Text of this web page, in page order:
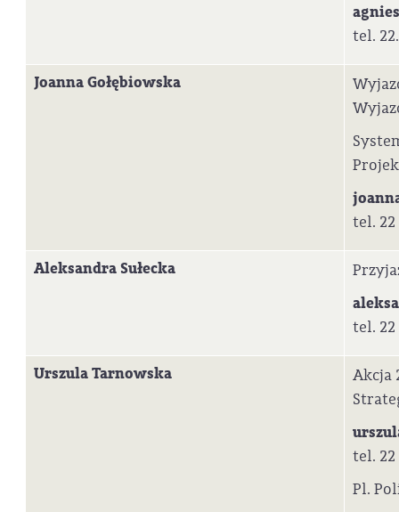
tel.
Joanna Gołębiowska
tel. 22
Aleksandra Sułecka
tel. 22
Urszula Tarnowska
Akcja
tel. 22
Pl.